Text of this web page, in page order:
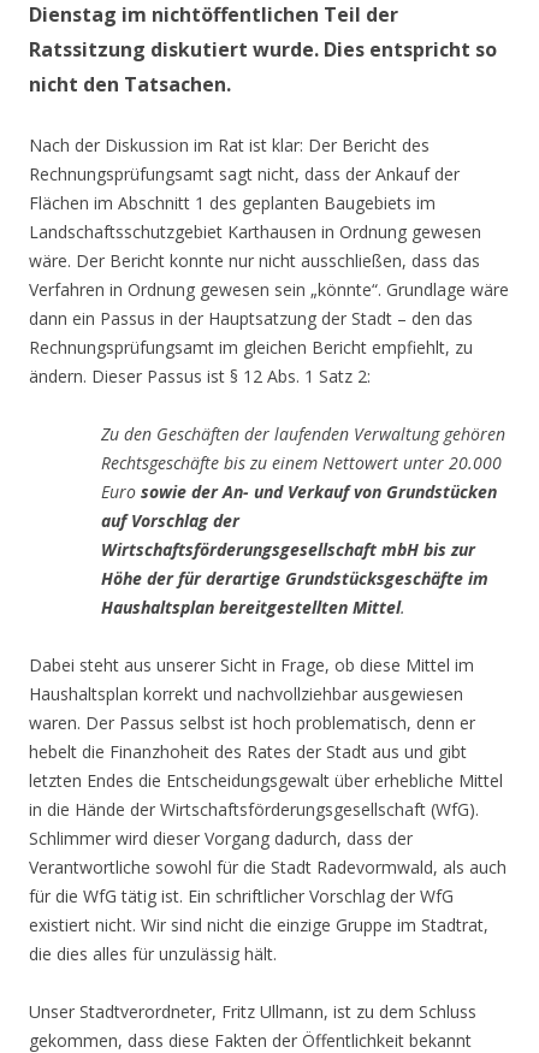
Dienstag im nichtöffentlichen Teil der
Ratssitzung diskutiert wurde. Dies entspricht so
nicht den Tatsachen.
Nach der Diskussion im Rat ist klar: Der Bericht des
Rechnungsprüfungsamt sagt nicht, dass der Ankauf der
Flächen im Abschnitt 1 des geplanten Baugebiets im
Landschaftsschutzgebiet Karthausen in Ordnung gewesen
wäre. Der Bericht konnte nur nicht ausschließen, dass das
Verfahren in Ordnung gewesen sein „könnte“. Grundlage wäre
dann ein Passus in der Hauptsatzung der Stadt – den das
Rechnungsprüfungsamt im gleichen Bericht empfiehlt, zu
ändern. Dieser Passus ist § 12 Abs. 1 Satz 2:
Zu den Geschäften der laufenden Verwaltung gehören
Rechtsgeschäfte bis zu einem Nettowert unter 20.000
Euro sowie der An- und Verkauf von Grundstücken
auf Vorschlag der
Wirtschaftsförderungsgesellschaft mbH bis zur
Höhe der für derartige Grundstücksgeschäfte im
Haushaltsplan bereitgestellten Mittel.
Dabei steht aus unserer Sicht in Frage, ob diese Mittel im
Haushaltsplan korrekt und nachvollziehbar ausgewiesen
waren. Der Passus selbst ist hoch problematisch, denn er
hebelt die Finanzhoheit des Rates der Stadt aus und gibt
letzten Endes die Entscheidungsgewalt über erhebliche Mittel
in die Hände der Wirtschaftsförderungsgesellschaft (WfG).
Schlimmer wird dieser Vorgang dadurch, dass der
Verantwortliche sowohl für die Stadt Radevormwald, als auch
für die WfG tätig ist. Ein schriftlicher Vorschlag der WfG
existiert nicht. Wir sind nicht die einzige Gruppe im Stadtrat,
die dies alles für unzulässig hält.
Unser Stadtverordneter, Fritz Ullmann, ist zu dem Schluss
gekommen, dass diese Fakten der Öffentlichkeit bekannt